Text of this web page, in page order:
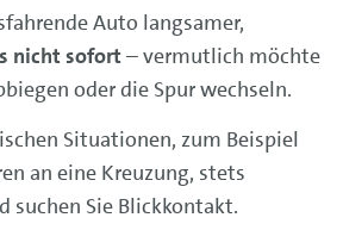
Auto langsamer,
nicht sofort – vermutlich möchte
oder die Spur wechseln.
Situationen, zum Beispiel
an eine Kreuzung, stets
suchen Sie Blickkontakt.